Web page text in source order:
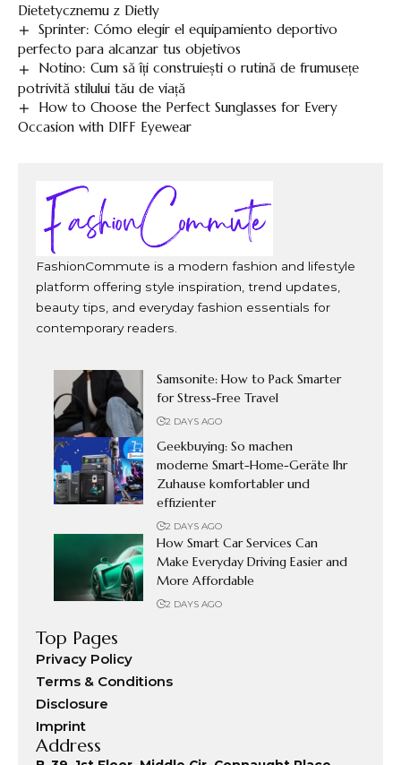
Dietetycznemu z Dietly
Sprinter: Cómo elegir el equipamiento deportivo
perfecto para alcanzar tus objetivos
Notino: Cum să îți construiești o rutină de frumusețe
potrivită stilului tău de viață
How to Choose the Perfect Sunglasses for Every
Occasion with DIFF Eyewear
FashionCommute is a modern fashion and lifestyle
platform offering style inspiration, trend updates,
beauty tips, and everyday fashion essentials for
contemporary readers.
Samsonite: How to Pack Smarter
for Stress-Free Travel
2 DAYS AGO
Geekbuying: So machen
moderne Smart-Home-Geräte Ihr
Zuhause komfortabler und
effizienter
2 DAYS AGO
How Smart Car Services Can
Make Everyday Driving Easier and
More Affordable
2 DAYS AGO
Top Pages
Privacy Policy
Terms & Conditions
Disclosure
Imprint
Address